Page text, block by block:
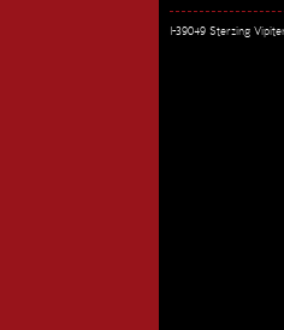
I-39049 Sterzing